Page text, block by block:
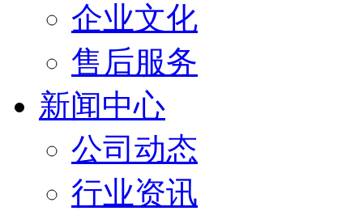
企业文化
售后服务
新闻中心
公司动态
行业资讯